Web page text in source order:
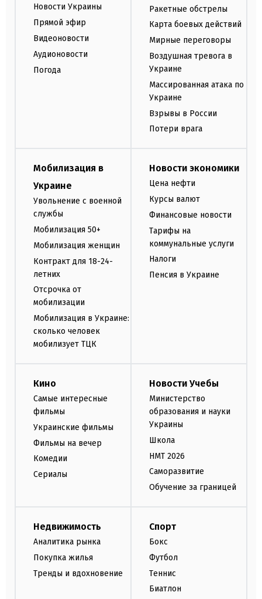
Новости Украины
Прямой эфир
Видеоновости
Аудионовости
Погода
Ракетные обстрелы
Карта боевых действий
Мирные переговоры
Воздушная тревога в
Украине
Массированная атака по
Украине
Взрывы в России
Потери врага
Мобилизация в
Украине
Увольнение с военной
службы
Мобилизация 50+
Мобилизация женщин
Контракт для 18-24-
летних
Отсрочка от
мобилизации
Мобилизация в Украине:
сколько человек
мобилизует ТЦК
Новости экономики
Цена нефти
Курсы валют
Финансовые новости
Тарифы на
коммунальные услуги
Налоги
Пенсия в Украине
Кино
Самые интересные
фильмы
Украинские фильмы
Фильмы на вечер
Комедии
Сериалы
Новости Учебы
Министерство
образования и науки
Украины
Школа
НМТ 2026
Саморазвитие
Обучение за границей
Недвижимость
Аналитика рынка
Покупка жилья
Тренды и вдохновение
Спорт
Бокс
Футбол
Теннис
Биатлон